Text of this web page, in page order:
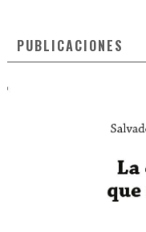
PUBLICACIONES